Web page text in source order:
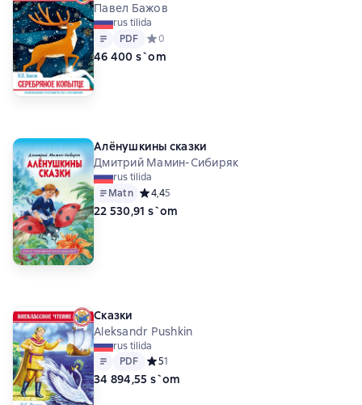
Павел Бажов
rus tilida
Matn
PDF
PDF Средний рейтинг 0 на основе 0 оценок
0
46 400 s`om
Алёнушкины сказки
Дмитрий Мамин-Сибиряк
rus tilida
Matn Средний рейтинг 4,4 на основе 5 оценок
4,45
22 530,91 s`om
Сказки
Aleksandr Pushkin
rus tilida
Matn
PDF
PDF Средний рейтинг 5 на основе 1 оценок
51
34 894,55 s`om